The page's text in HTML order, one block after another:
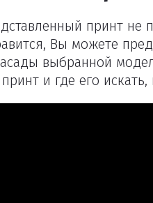
принт не
Вы можете
выбранной
и где его